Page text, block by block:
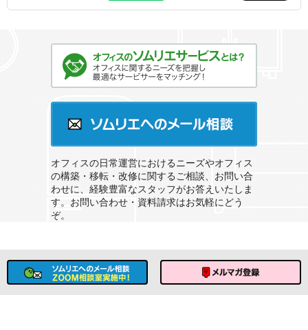
オフィスの日常運営におけるニーズやオフィス
の構築・移転・改修に関するご相談、お問い合
わせに、経験豊富なスタッフがお答えいたしま
す。お問い合わせ・資料請求はお気軽にどう
ぞ。